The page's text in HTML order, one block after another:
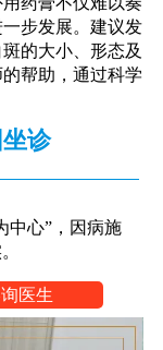
步发展。建议发
的大小、形态及
帮助，通过科学
诊
中心”，因病施
医生